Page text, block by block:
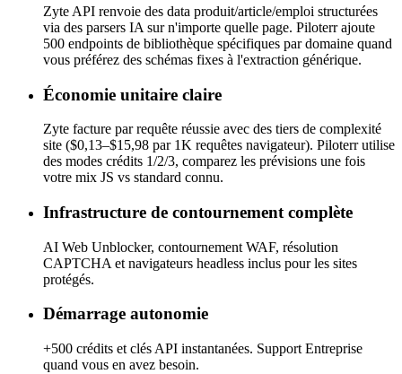
Zyte API renvoie des data produit/article/emploi structurées
via des parsers IA sur n'importe quelle page. Piloterr ajoute
500 endpoints de bibliothèque spécifiques par domaine quand
vous préférez des schémas fixes à l'extraction générique.
Économie unitaire claire
Zyte facture par requête réussie avec des tiers de complexité
site ($0,13–$15,98 par 1K requêtes navigateur). Piloterr utilise
des modes crédits 1/2/3, comparez les prévisions une fois
votre mix JS vs standard connu.
Infrastructure de contournement complète
AI Web Unblocker, contournement WAF, résolution
CAPTCHA et navigateurs headless inclus pour les sites
protégés.
Démarrage autonomie
+500 crédits et clés API instantanées. Support Entreprise
quand vous en avez besoin.